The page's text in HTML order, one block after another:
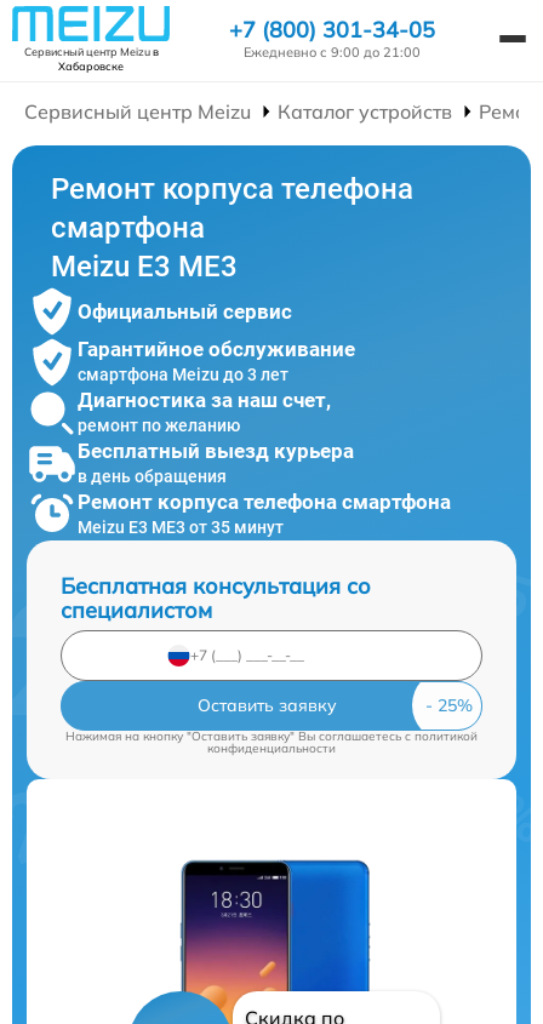
Сервисный центр Meizuв
Хабаровске
+7 (800) 301-34-05
Ежедневно с 9:00 до 21:00
Сервисный центр Meizu Каталог устройств
Ремонт корпуса телефона
смартфона
Meizu E3 ME3
Официальный сервис
Гарантийное обслуживание
смартфона Meizu до 3 лет
Диагностика за наш счет,
ремонт по желанию
Бесплатный выезд курьера
в день обращения
Ремонт корпуса телефона смартфона
Meizu E3 ME3 от 35 минут
Бесплатная консультация со
специалистом
Оставить заявку
Нажимая на кнопку "Оставить заявку" Вы соглашаетесь cполитикой
конфиденциальности
Скидка по